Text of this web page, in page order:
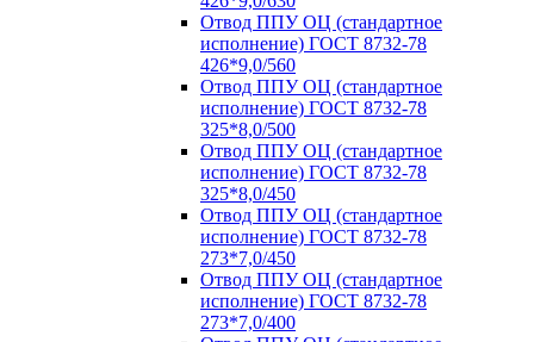
Отвод ППУ ОЦ (стандартное
исполнение) ГОСТ 8732-78
426*9,0/560
Отвод ППУ ОЦ (стандартное
исполнение) ГОСТ 8732-78
325*8,0/500
Отвод ППУ ОЦ (стандартное
исполнение) ГОСТ 8732-78
325*8,0/450
Отвод ППУ ОЦ (стандартное
исполнение) ГОСТ 8732-78
273*7,0/450
Отвод ППУ ОЦ (стандартное
исполнение) ГОСТ 8732-78
273*7,0/400